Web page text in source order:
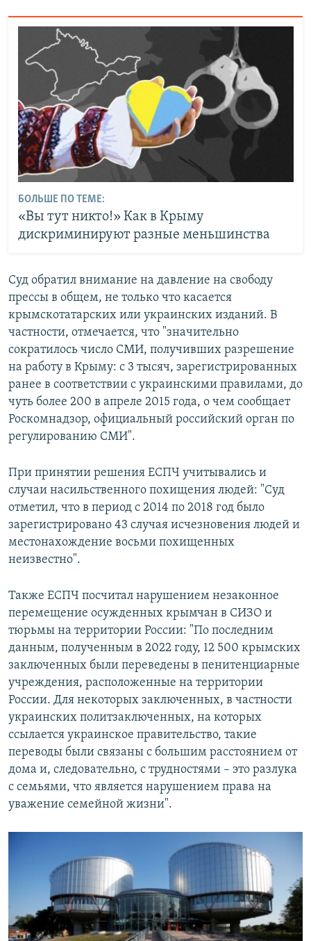
БОЛЬШЕ ПО ТЕМЕ:
«Вы тут никто!» Как в Крыму
дискриминируют разные меньшинства
Суд обратил внимание на давление на свободу
прессы в общем, не только что касается
крымскотатарских или украинских изданий. В
частности, отмечается, что "значительно
сократилось число СМИ, получивших разрешение
на работу в Крыму: с 3 тысяч, зарегистрированных
ранее в соответствии с украинскими правилами, до
чуть более 200 в апреле 2015 года, о чем сообщает
Роскомнадзор, официальный российский орган по
регулированию СМИ".
При принятии решения ЕСПЧ учитывались и
случаи насильственного похищения людей: "Суд
отметил, что в период с 2014 по 2018 год было
зарегистрировано 43 случая исчезновения людей и
местонахождение восьми похищенных
неизвестно".
Также ЕСПЧ посчитал нарушением незаконное
перемещение осужденных крымчан в СИЗО и
тюрьмы на территории России: "По последним
данным, полученным в 2022 году, 12 500 крымских
заключенных были переведены в пенитенциарные
учреждения, расположенные на территории
России. Для некоторых заключенных, в частности
украинских политзаключенных, на которых
ссылается украинское правительство, такие
переводы были связаны с большим расстоянием от
дома и, следовательно, с трудностями – это разлука
с семьями, что является нарушением права на
уважение семейной жизни".